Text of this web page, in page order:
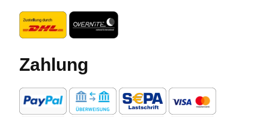
Zahlung